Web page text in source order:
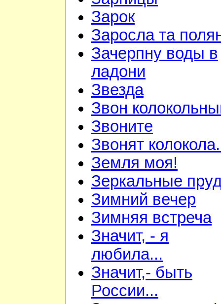
Зарок
Заросла та
Зачерпну воды в
ладони
Звезда
Звон
Звоните
Звонят
Земля моя!
Зеркальные
Зимний вечер
Зимняя встреча
Значит, - я
любила...
Значит,- быть
России...